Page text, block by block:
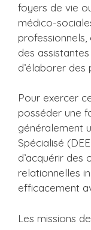
foyers de vie
médico-
des
d’élaborer des
Pour exercer
posséder une
généralement
Spécialisé
d’acquérir des
relationnelles
efficacement
Les missions